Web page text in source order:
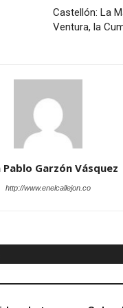
Castellón: La
Ventura, la
Pablo Garzón Vásquez
http://www.enelcallejon.co